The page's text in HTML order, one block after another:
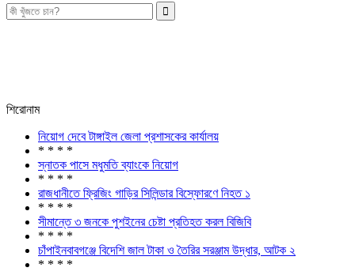
শিরোনাম
নিয়োগ দেবে টাঙ্গাইল জেলা প্রশাসকের কার্যালয়
* * * *
স্নাতক পাসে মধুমতি ব্যাংকে নিয়োগ
* * * *
রাজধানীতে ফ্রিজিং গাড়ির সিলিন্ডার বিস্ফোরণে নিহত ১
* * * *
সীমান্তে ৩ জনকে পুশইনের চেষ্টা প্রতিহত করল বিজিবি
* * * *
চাঁপাইনবাবগঞ্জে বিদেশি জাল টাকা ও তৈরির সরঞ্জাম উদ্ধার, আটক ২
* * * *